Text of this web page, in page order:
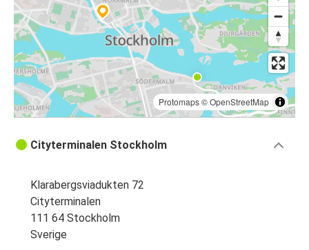
Protomaps©OpenStreetMap
Cityterminalen Stockholm
Klarabergsviadukten 72
Cityterminalen
111 64 Stockholm
Sverige